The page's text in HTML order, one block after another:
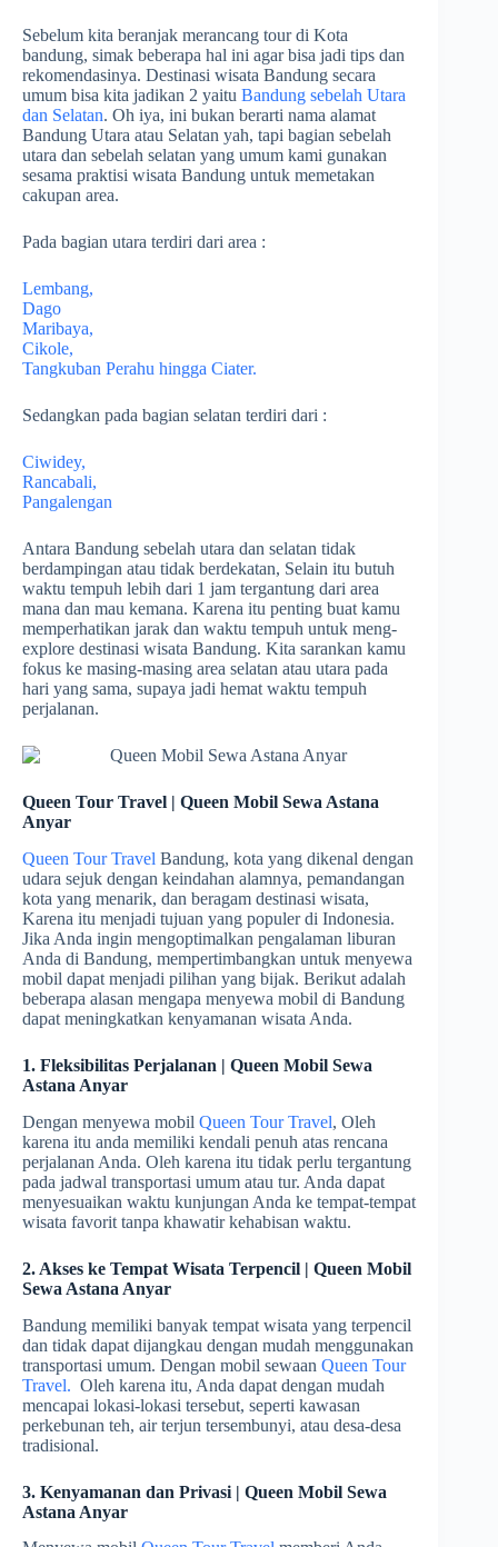
Sebelum kita beranjak merancang tour di Kota
bandung, simak beberapa hal ini agar bisa jadi tips dan
rekomendasinya. Destinasi wisata Bandung secara
umum bisa kita jadikan 2 yaitu Bandung sebelah Utara
dan Selatan. Oh iya, ini bukan berarti nama alamat
Bandung Utara atau Selatan yah, tapi bagian sebelah
utara dan sebelah selatan yang umum kami gunakan
sesama praktisi wisata Bandung untuk memetakan
cakupan area.
Pada bagian utara terdiri dari area :
Lembang,
Dago
Maribaya,
Cikole,
Tangkuban Perahu hingga Ciater.
Sedangkan pada bagian selatan terdiri dari :
Ciwidey,
Rancabali,
Pangalengan
Antara Bandung sebelah utara dan selatan tidak
berdampingan atau tidak berdekatan, Selain itu butuh
waktu tempuh lebih dari 1 jam tergantung dari area
mana dan mau kemana. Karena itu penting buat kamu
memperhatikan jarak dan waktu tempuh untuk meng-
explore destinasi wisata Bandung. Kita sarankan kamu
fokus ke masing-masing area selatan atau utara pada
hari yang sama, supaya jadi hemat waktu tempuh
perjalanan.
Queen Tour Travel | Queen Mobil Sewa Astana
Anyar
Queen Tour Travel Bandung, kota yang dikenal dengan
udara sejuk dengan keindahan alamnya, pemandangan
kota yang menarik, dan beragam destinasi wisata,
Karena itu menjadi tujuan yang populer di Indonesia.
Jika Anda ingin mengoptimalkan pengalaman liburan
Anda di Bandung, mempertimbangkan untuk menyewa
mobil dapat menjadi pilihan yang bijak. Berikut adalah
beberapa alasan mengapa menyewa mobil di Bandung
dapat meningkatkan kenyamanan wisata Anda.
1. Fleksibilitas Perjalanan | Queen Mobil Sewa
Astana Anyar
Dengan menyewa mobil Queen Tour Travel, Oleh
karena itu anda memiliki kendali penuh atas rencana
perjalanan Anda. Oleh karena itu tidak perlu tergantung
pada jadwal transportasi umum atau tur. Anda dapat
menyesuaikan waktu kunjungan Anda ke tempat-tempat
wisata favorit tanpa khawatir kehabisan waktu.
2. Akses ke Tempat Wisata Terpencil | Queen Mobil
Sewa Astana Anyar
Bandung memiliki banyak tempat wisata yang terpencil
dan tidak dapat dijangkau dengan mudah menggunakan
transportasi umum. Dengan mobil sewaan Queen Tour
Travel. Oleh karena itu, Anda dapat dengan mudah
mencapai lokasi-lokasi tersebut, seperti kawasan
perkebunan teh, air terjun tersembunyi, atau desa-desa
tradisional.
3. Kenyamanan dan Privasi | Queen Mobil Sewa
Astana Anyar